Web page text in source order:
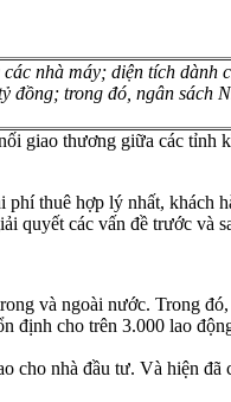
nhà máy; diện tích dành
trong đó, ngân sách
giao thương giữa các
thuê hợp lý nhất, khách
quyết các vấn đề trước và
và ngoài nước. Trong
cho trên 3.000 lao
cho nhà đầu tư. Và hiện